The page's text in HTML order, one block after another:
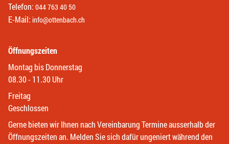
Telefon: 044 763 40 50
E-Mail: info@ottenbach.ch
Öffnungszeiten
Montag bis Donnerstag
08.30 - 11.30 Uhr
Freitag
Geschlossen
Gerne bieten wir Ihnen nach Vereinbarung Termine ausserhalb der
Öffnungszeiten an. Melden Sie sich dafür ungeniert während den